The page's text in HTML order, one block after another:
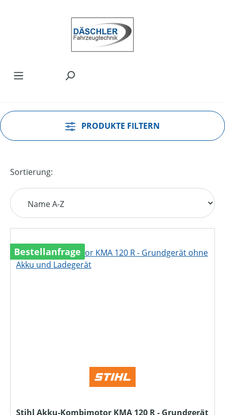
PRODUKTE FILTERN
Sortierung:
Bestellanfrage
Stihl Akku-Kombimotor KMA 120 R - Grundgerät